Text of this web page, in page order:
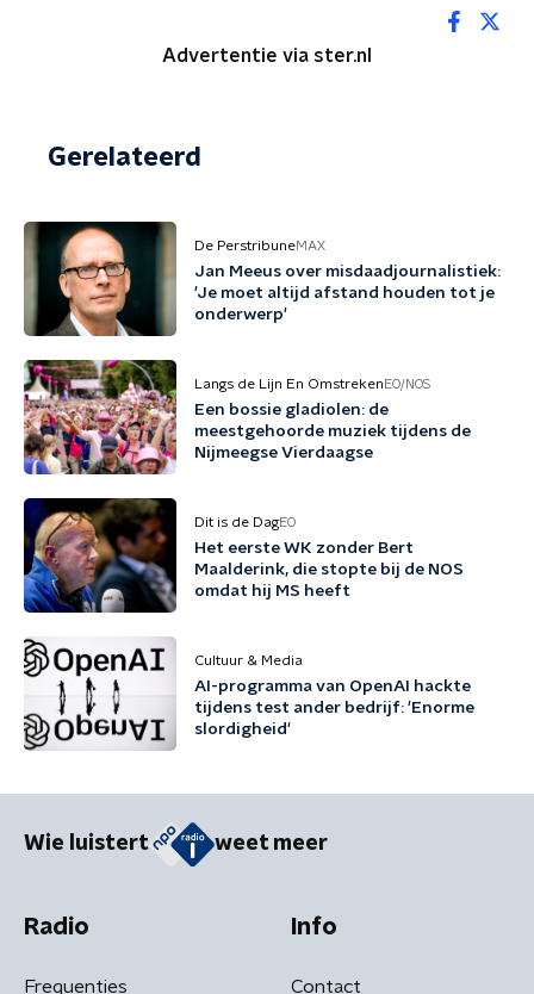
Advertentie via ster.nl
Gerelateerd
De PerstribuneMAX
Jan Meeus over misdaadjournalistiek:
'Je moet altijd afstand houden tot je
onderwerp'
Langs de Lijn En Omstreken EO/NOS
Een bossie gladiolen: de
meestgehoorde muziek tijdens de
Nijmeegse Vierdaagse
Dit is de DagEO
Het eerste WK zonder Bert
Maalderink, die stopte bij de NOS
omdat hij MS heeft
Cultuur & Media
AI-programma van OpenAI hackte
tijdens test ander bedrijf: 'Enorme
slordigheid'
Wie luistert weet meer
Radio
Frequenties
Info
Contact